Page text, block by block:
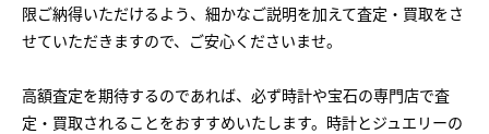
限ご納得いただけるよう、細かなご説明を加えて査定・買取をさ
せていただきますので、ご安心くださいませ。
高額査定を期待するのであれば、必ず時計や宝石の専門店で査
定・買取されることをおすすめいたします。時計とジュエリーの